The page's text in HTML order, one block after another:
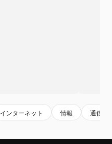
インターネット 情報 通信